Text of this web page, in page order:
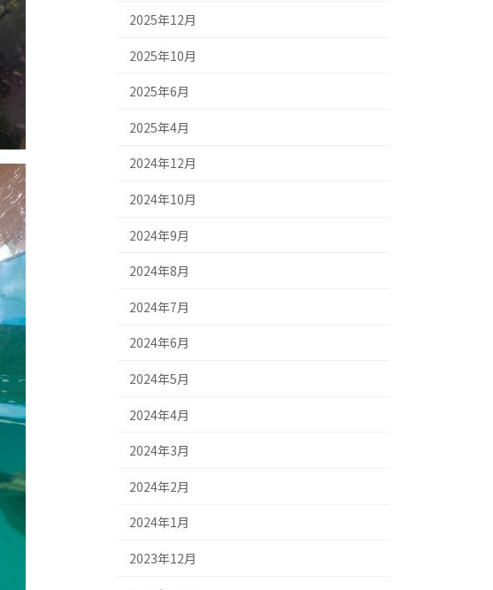
2025年12月
2025年10月
2025年6月
2025年4月
2024年12月
2024年10月
2024年9月
2024年8月
2024年7月
2024年6月
2024年5月
2024年4月
2024年3月
2024年2月
2024年1月
2023年12月